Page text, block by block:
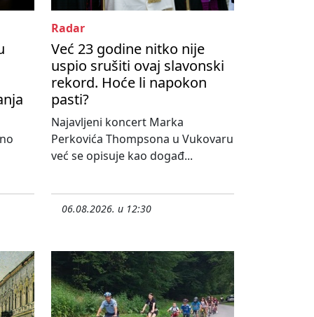
Radar
Već 23 godine nitko nije
uspio srušiti ovaj slavonski
rekord. Hoće li napokon
pasti?
Najavljeni koncert Marka
Perkovića Thompsona u Vukovaru
već se opisuje kao događ...
06.08.2026. u 12:30